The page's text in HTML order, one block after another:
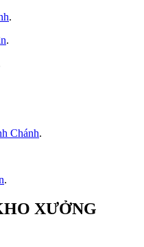
.
.
Chánh.
.
XƯỞNG